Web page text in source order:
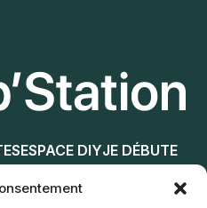
ESPACE DIYJE DÉBUTE